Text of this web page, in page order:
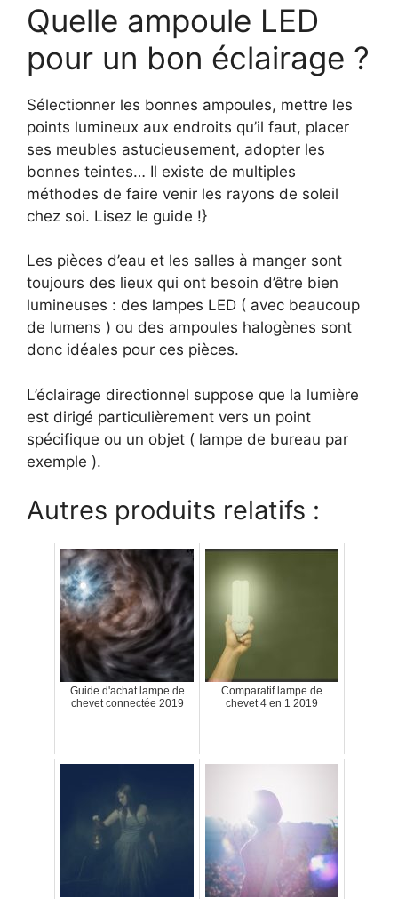
Quelle ampoule LED
pour un bon éclairage ?
Sélectionner les bonnes ampoules, mettre les
points lumineux aux endroits qu’il faut, placer
ses meubles astucieusement, adopter les
bonnes teintes… Il existe de multiples
méthodes de faire venir les rayons de soleil
chez soi. Lisez le guide !}
Les pièces d’eau et les salles à manger sont
toujours des lieux qui ont besoin d’être bien
lumineuses : des lampes LED ( avec beaucoup
de lumens ) ou des ampoules halogènes sont
donc idéales pour ces pièces.
L’éclairage directionnel suppose que la lumière
est dirigé particulièrement vers un point
spécifique ou un objet ( lampe de bureau par
exemple ).
Autres produits relatifs :
Guide d'achat lampe de
chevet connectée 2019
Comparatif lampe de
chevet 4 en 1 2019